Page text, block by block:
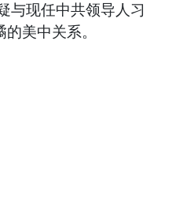
与现任中共领导人习
美中关系。